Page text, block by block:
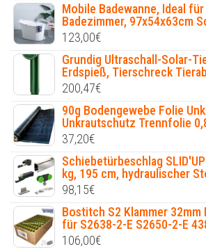
Mobile Badewanne, Ideal
Badezimmer, 97x54x63cm
123,00€
Grundig Ultraschall-Solar-
Erdspieß, Tierschreck
200,47€
90g Bodengewebe Folie
Unkrautschutz Trennfolie
37,20€
Schiebetürbeschlag
kg, 195 cm, hydraulischer
98,15€
Bostitch S2 Klammer 32mm
für S2638-2-E S2650-2-E
106,00€